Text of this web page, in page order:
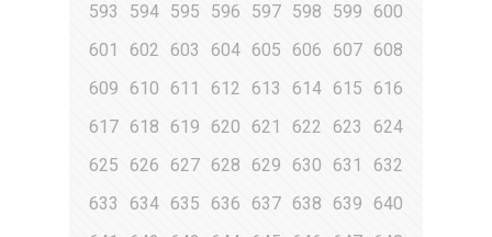
593
594 595 596 597 598 599
600
601
602 603 604 605 606 607 608
609
610 611 612 613 614 615
616
617 618 619 620 621 622 623
624
625
626 627 628 629 630 631
632
633
634 635 636 637 638 639 640